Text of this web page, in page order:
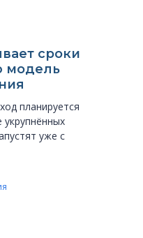
сроки
модель
планируется
укрупнённых
уже с